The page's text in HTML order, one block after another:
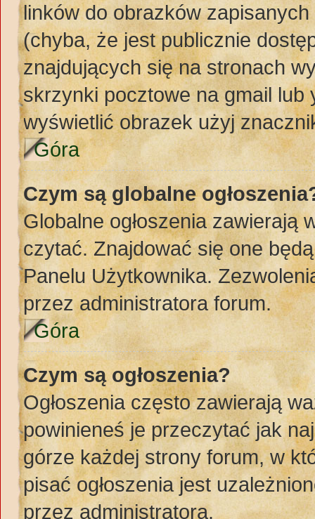
linków do obrazków
(chyba, że jest publicznie
znajdujących się na stronach
skrzynki pocztowe na gmail lub
wyświetlić obrazek użyj
Góra
Czym są globalne
Globalne ogłoszenia zawierają
czytać. Znajdować się one
Panelu Użytkownika.
przez administratora forum.
Góra
Czym są ogłoszenia?
Ogłoszenia często zawierają
powinieneś je przeczytać jak
górze każdej strony forum, w
pisać ogłoszenia jest
przez administratora.